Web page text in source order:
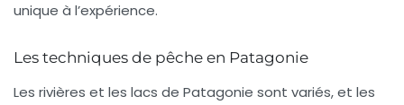
unique à l’expérience.
Les techniques de pêche en Patagonie
Les rivières et les lacs de Patagonie sont variés, et les